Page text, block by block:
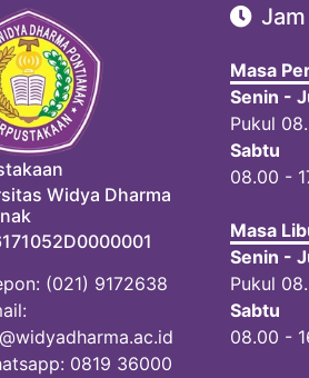
Widya Dharma
(021) 9172638
0819 36000
Masa
Senin -
Pukul
Sabtu
08.00 -
Masa
Senin -
Pukul
Sabtu
08.00 -